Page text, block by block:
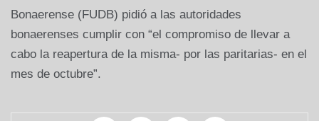
Bonaerense (FUDB) pidió a las autoridades
bonaerenses cumplir con “el compromiso de llevar a
cabo la reapertura de la misma- por las paritarias- en el
mes de octubre”.